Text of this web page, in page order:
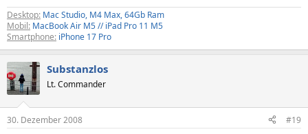
Desktop: Mac Studio, M4 Max, 64Gb Ram
Mobil: MacBook Air M5 // iPad Pro 11 M5
Smartphone: iPhone 17 Pro
Substanzlos
Lt. Commander
30. Dezember 2008 #19